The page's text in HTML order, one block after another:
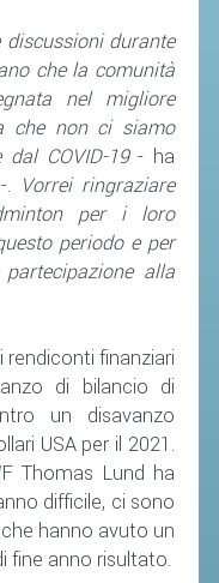
discussioni durante
che la comunità
nel migliore
che non ci siamo
dal COVID-19- ha
Vorrei ringraziare
per i loro
periodo e per
alla
finanziari
di bilancio di
un disavanzo
USA per il 2021.
Thomas Lund ha
difficile, ci sono
hanno avuto un
fine anno risultato.
NAZIONALE
TERRITORIALI
TESSERAMENTO
ON